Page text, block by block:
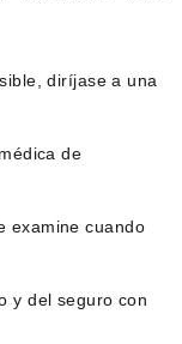
diríjase a una
de
examine cuando
y del seguro con